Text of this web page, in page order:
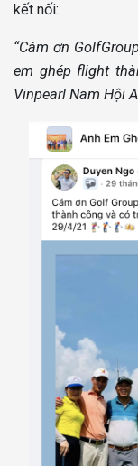
kết nối:
“Cám ơn
em ghép flight
Vinpearl Nam Hội